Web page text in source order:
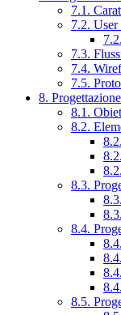
7.1.
7.2. User
7.3.
7.4.
7.5.
8.
8.1.
8.2.
8.3.
8.4.
8.5.